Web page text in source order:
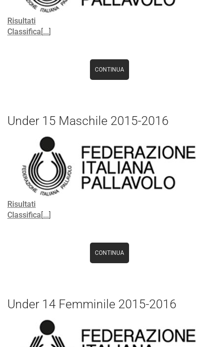
Risultati
Classifica[...]
CONTINUA
Under 15 Maschile 2015-2016
Risultati
Classifica[...]
CONTINUA
Under 14 Femminile 2015-2016